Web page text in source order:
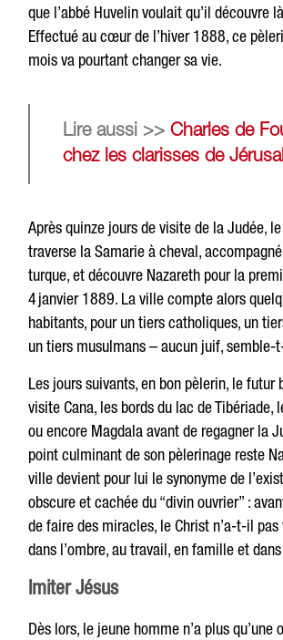
que l’abbé Huvelin voulait qu’il découvre
Effectué au cœur de l’hiver 1888, ce
mois va pourtant changer sa vie.
Lire aussi >>Charles de
chez les clarisses de
Après quinze jours de visite de la Judée,
traverse la Samarie à cheval,
turque, et découvre Nazareth pour la
4 janvier 1889. La ville compte alors
habitants, pour un tiers catholiques, un
un tiers musulmans – aucun juif, semble-
Les jours suivants, en bon pèlerin, le futur
visite Cana, les bords du lac de Tibériade,
ou encore Magdala avant de regagner la
point culminant de son pèlerinage reste
ville devient pour lui le synonyme de
obscure et cachée du “divin ouvrier” :
de faire des miracles, le Christ n’a-t-il pas
dans l’ombre, au travail, en famille et
Imiter Jésus
Dès lors, le jeune homme n’a plus qu’une